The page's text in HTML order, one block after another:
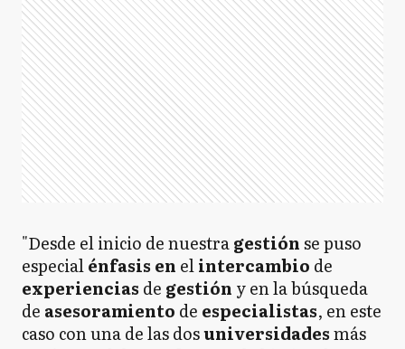
"Desde el inicio de nuestragestiónse puso
especialénfasis en elintercambio de
experiencias de gestión y en la búsqueda
de asesoramiento de especialistas, en este
caso con una de las dosuniversidadesmás